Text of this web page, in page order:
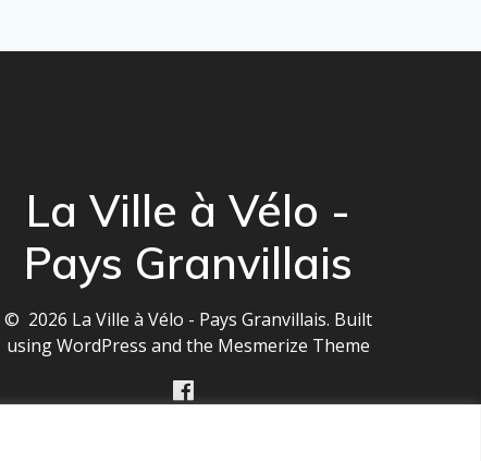
La Ville à Vélo -
Pays Granvillais
© 2026 La Ville à Vélo - Pays Granvillais. Built
using WordPress and the Mesmerize Theme